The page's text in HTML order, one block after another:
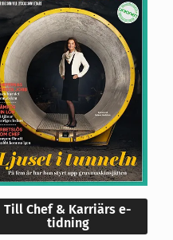
Till Chef & Karriärs e-
tidning